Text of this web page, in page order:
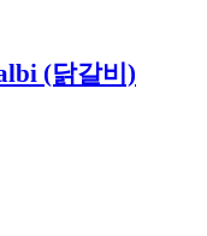
(닭갈비)